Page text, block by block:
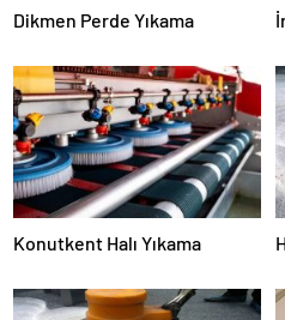
Dikmen Perde Yıkama
Konutkent Halı Yıkama